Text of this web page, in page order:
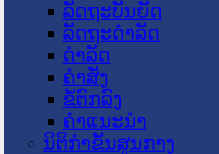
ລັດຖະບັນຍັດ
ລັດຖະດໍາລັດ
ດໍາລັດ
ຄໍາສັ່ງ
ຂໍ້ຕົກລົງ
ຄໍາແນະນໍາ
ນິຕິກໍາຂັ້ນສູນກາງ